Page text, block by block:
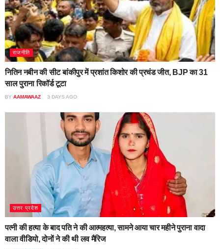
राजनीति
नितिन नबीन की सीट बांकीपुर में प्रशांत किशोर की प्रचंड जीत, BJP का 31
साल पुराना रिकॉर्ड टूटा
BY AAMAWAAZ 3 DAYS AGO
उत्तर प्रदेश
पत्नी की हत्या के बाद पति ने की आत्महत्या, सामने आया चार महीने पुराना वादा
वाला वीडियो, दोनों ने की थी लव मैरिज